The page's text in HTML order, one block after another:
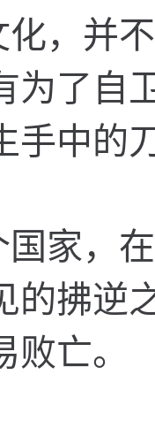
化， 并不
为了自
手中的
国家， 在
的拂逆
败亡。